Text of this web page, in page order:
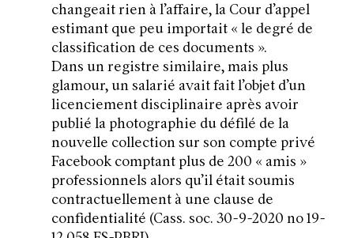
changeait rien à l’affaire, la Cour d’appel
estimant que peu importait « le degré de
classification de ces documents ».
Dans un registre similaire, mais plus
glamour, un salarié avait fait l’objet d’un
licenciement disciplinaire après avoir
publié la photographie du défilé de la
nouvelle collection sur son compte privé
Facebook comptant plus de 200 « amis »
professionnels alors qu’il était soumis
contractuellement à une clause de
confidentialité (Cass. soc. 30-9-2020 no 19-